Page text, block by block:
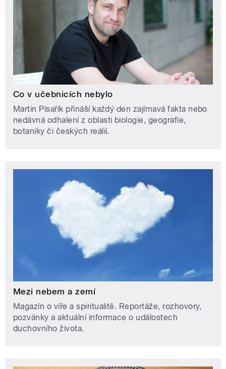
Co v učebnicích nebylo
Martin Písařík přináší každý den zajímavá fakta nebo
nedávná odhalení z oblasti biologie, geografie,
botaniky či českých reálií.
Mezi nebem a zemí
Magazín o víře a spiritualitě. Reportáže, rozhovory,
pozvánky a aktuální informace o událostech
duchovního života.